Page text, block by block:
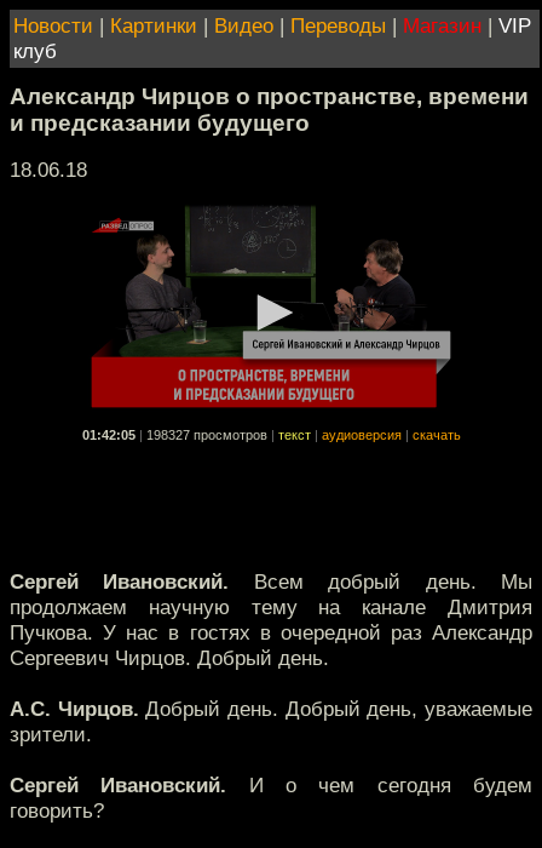
Новости | Картинки | Видео | Переводы | Магазин | VIP
клуб
Александр Чирцов о пространстве, времени
и предсказании будущего
18.06.18
01:42:05 198327 просмотров текст аудиоверсия скачать
Сергей Ивановский. Всем добрый день. Мы
продолжаем научную тему на канале Дмитрия
Пучкова. У нас в гостях в очередной раз Александр
Сергеевич Чирцов. Добрый день.
А.С. Чирцов. Добрый день. Добрый день, уважаемые
зрители.
Сергей Ивановский. И о чем сегодня будем
говорить?